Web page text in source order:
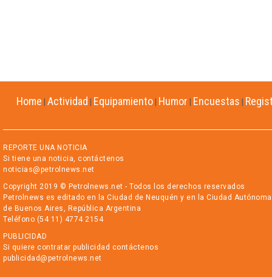
Home Actividad Equipamiento Humor Encuestas
REPORTE UNA NOTICIA
Si tiene una noticia, contáctenos
noticias@petrolnews.net
Copyright 2019 © Petrolnews.net - Todos los derechos reservados
Petrolnews es editado en la Ciudad de Neuquén y en la Ciudad Autónoma
de Buenos Aires, República Argentina
Teléfono (54 11) 4774 2154
PUBLICIDAD
Si quiere contratar publicidad contáctenos
publicidad@petrolnews.net